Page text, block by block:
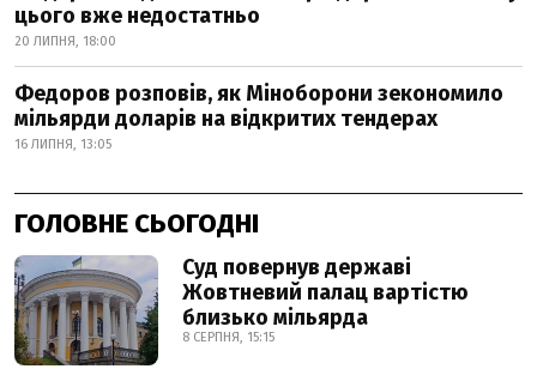
цього вже недостатньо
20 ЛИПНЯ, 18:00
Федоров розповів, як Міноборони зекономило
мільярди доларів на відкритих тендерах
16 ЛИПНЯ, 13:05
ГОЛОВНЕ СЬОГОДНІ
Суд повернув державі
Жовтневий палац вартістю
близько мільярда
8 СЕРПНЯ, 15:15